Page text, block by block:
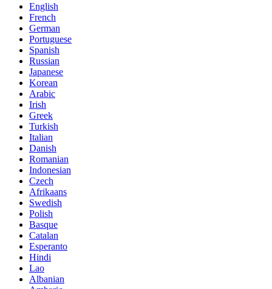
English
French
German
Portuguese
Spanish
Russian
Japanese
Korean
Arabic
Irish
Greek
Turkish
Italian
Danish
Romanian
Indonesian
Czech
Afrikaans
Swedish
Polish
Basque
Catalan
Esperanto
Hindi
Lao
Albanian